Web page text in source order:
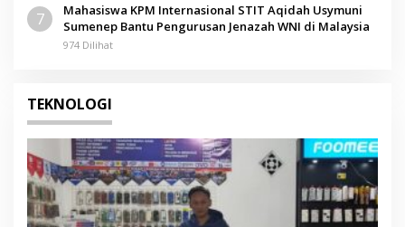
7
Mahasiswa KPM Internasional STIT Aqidah Usymuni
Sumenep Bantu Pengurusan Jenazah WNI di Malaysia
974 Dilihat
TEKNOLOGI